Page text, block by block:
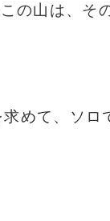
の山は、そ
めて、ソロ